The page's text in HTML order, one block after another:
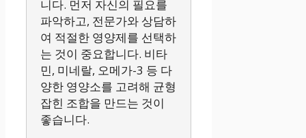
니다. 먼저 자신의 필요를
파악하고, 전문가와 상담하
여 적절한 영양제를 선택하
는 것이 중요합니다. 비타
민, 미네랄, 오메가-3 등 다
양한 영양소를 고려해 균형
잡힌 조합을 만드는 것이
좋습니다.